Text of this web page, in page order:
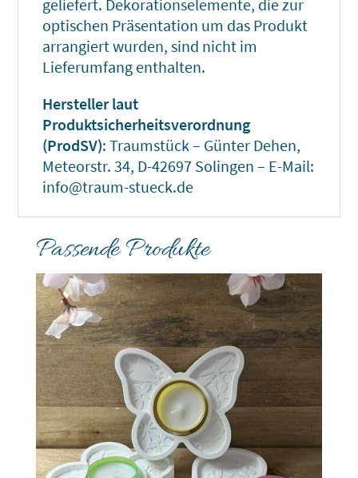
geliefert. Dekorationselemente, die zur
optischen Präsentation um das Produkt
arrangiert wurden, sind nicht im
Lieferumfang enthalten.
Hersteller laut
Produktsicherheitsverordnung
(ProdSV): Traumstück – Günter Dehen,
Meteorstr. 34, D-42697 Solingen – E-Mail:
info@traum-stueck.de
Passende Produkte